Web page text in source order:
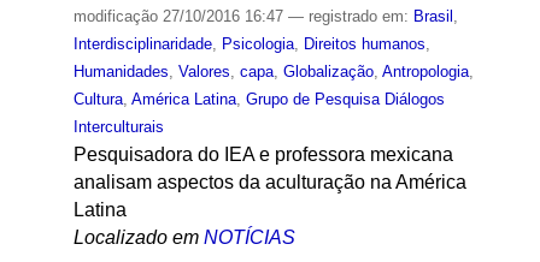
modificação27/10/2016 16:47 — registrado em: Brasil ,
Interdisciplinaridade, Psicologia, Direitos humanos,
Humanidades, Valores, capa, Globalização, Antropologia,
Cultura, América Latina, Grupo de Pesquisa Diálogos
Interculturais
Pesquisadora do IEA e professora mexicana
analisam aspectos da aculturação na América
Latina
Localizado em NOTÍCIAS